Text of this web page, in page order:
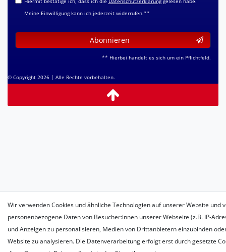
Meine Einwilligung kann ich jederzeit widerrufen.**
Abonnieren
** Hierbei handelt es sich um ein Pflichtfeld.
© Copyright 2026 | Alle Rechte vorbehalten.
Wir verwenden Cookies und ähnliche Technologien auf unserer Website und
personenbezogene Daten von Besucher:innen unserer Webseite (z.B. IP-
und Anzeigen zu personalisieren, Medien von Drittanbietern einzubinden
Website zu analysieren. Die Datenverarbeitung erfolgt erst durch gesetzte